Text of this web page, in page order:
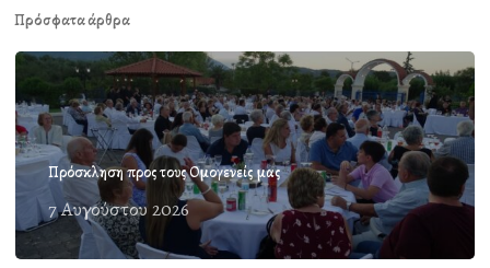
Πρόσφατα άρθρα
Πρόσκληση προς τους Ομογενείς μας
7 Αυγούστου 2026